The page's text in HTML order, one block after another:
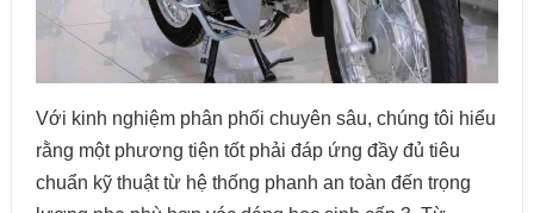
Với kinh nghiệm phân phối chuyên sâu, chúng tôi hiểu
rằng một phương tiện tốt phải đáp ứng đầy đủ tiêu
chuẩn kỹ thuật từ hệ thống phanh an toàn đến trọng